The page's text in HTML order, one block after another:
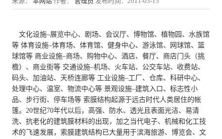
文化设施–展览中心、剧场、会议厅、博物馆、植物园、水族馆
等 体育设施–体育场、体育馆、健身中心、游泳馆、网球馆、篮
球馆等 商业设施–商场、购物中心、酒店、餐厅、商店门头（挑
檐）、商业街等 交通设施–机场、火车站、公交车站、收费站、
码头、加油站、天桥连廊等 工业设施–工厂、仓库、科研中心、
处理中心、温室、物流中心等 景观设施–建筑入口、标志性小
品、步行街、停车场等 索膜结构起源于远古时代人类居住的帐
篷。20世纪70年代以后，高强、防水、透光且表面光洁、易清
洗、抗老化的建筑膜材料的出现，加之当代电子、机械和化工技
术的飞速发展，索膜建筑结构已大量用于滨海旅游、博览会、文